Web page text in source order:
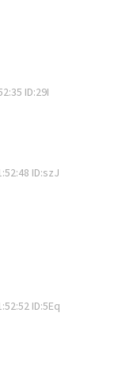
ID:29I
ID:szJ
ID:5Eq